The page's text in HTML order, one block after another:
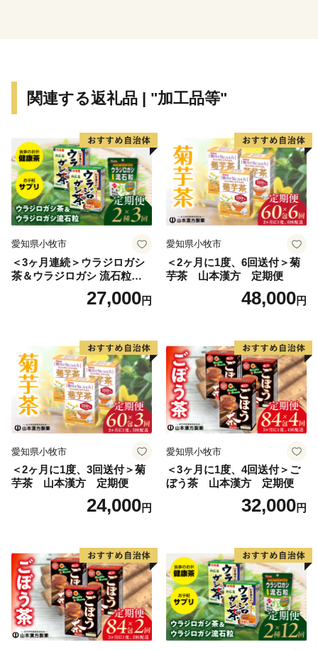
※土日、祝祭日、年末年始（12/29～1/4）は休業日とな
【ワンストップ特例申請書について】
下妻市役所 経済部 農業政策課 ふるさと振興係
平日8時30分～17時15分
TEL：0296-43-2111
関連する返礼品 | "加工品等"
愛知県小牧市
＜3ヶ月連続＞ウラジロガシ
茶＆ウラジロガシ 流石粒
山本漢方 定期便27,000円
愛知県小牧市
＜2ヶ月に1度、6回送付＞菊
芋茶 山本漢方 定期便
48,000円
愛知県小牧市
＜2ヶ月に1度、3回送付＞菊
芋茶 山本漢方 定期便
24,000円
愛知県小牧市
＜3ヶ月に1度、4回送付＞ご
ぼう茶 山本漢方 定期便
32,000円